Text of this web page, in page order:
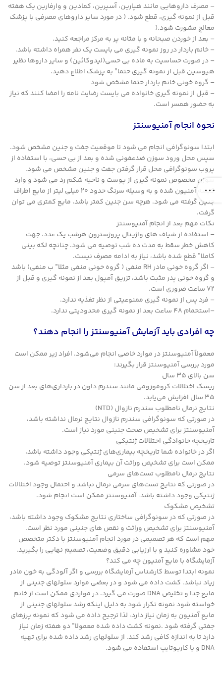
– مصرف داروهایی مانند هپارین، آسپرین، کمادین و وارفارین یک هفته
قبل از نمونه گیری، قطع شود. ( در مورد سایر داروهای مصرفی با پزشک
معالج مشورت شود.(
– بعد از خوردن صبحانه و با مثانه پر به مرکز مراجعه کنید.
– خانم باردار در روز نمونه گیری می بایست یک نفر همراه داشته باشد.
– در صورت حساسیت به ماده بی حسی(لیدوکائین) و سایر داروها نظیر
هیوسین قبل از نمونه گیری حتما” به پزشک اطلاع دهید.
– گروه خونی خانم باردار حتما مشخص شود
– قبل از نمونه گیری خانواده می بایست رضایت نامه را امضا کنند که نیاز
به حضور همسر است.
نحوه انجام آمنیوسنتز
ابتدا سونوگرافی انجام می شود تا موقعیت جفت و جنین مشخص شود.
سپس محل ورود سوزن ضدعفونی شده و بعد از بی حسی، با استفاده از
پروب سونوگرافی محل قرار گرفتن جفت و جنین مشخص می شود.
سوزن مخصوص نمونه گیری از پوست و ناحیه شکم رد می شود و وارد
کیسه آمنیون شده و به وسیله سرنگ حدود 20 میلی لیتر از مایع اطراف
جنین گرفته می شود. هرچه سن جنین کمتر باشد، مایع کمتری می توان
گرفت.
نکات مهم بعد از انجام آمنیوسنتز
– استفاده از شیاف های واژینال پروژسترون هرشب یک عدد، جهت
کاهش خطر سقط به مدت ده شب توصیه می شود. چنانچه لکه بینی
کاملا” قطع شده باشد، نیاز به ادامه مصرف نیست.
– اگر گروه خونی مادر RH منفی ( گروه خونی منفی مثلا” ب منفی) باشد
و گروه خونی پدر مثبت باشد، تزریق آمپول بعد از نمونه گیری و قبل از
72 ساعت ضروری است.
– فرد پس از نمونه گیری ممنوعیتی از نظر تغذیه ندارد.
–استحمام 48 ساعت بعد از نمونه گیری محدودیتی ندارد.
چه افرادی باید آزمایش آمنیوسنتز را انجام دهند؟
معمولاً آمنیوسنتز در موارد خاصی انجام می‌شود. افراد زیر ممکن است
مورد بررسی آمنیوسنتز قرار بگیرند:
سن بالای 35 سال
ریسک اختلالات کروموزومی مانند سندرم داون در بارداری‌های بعد از سن
35 سال افزایش می‌یابد.
نتایج نرمال نامطلوب سندرم نازوال (NTD)
در صورتی که سونوگرافی سندرم نازوال نتایج نرمال نداشته باشد،
آمنیوسنتز برای تشخیص صحت جنینی مورد نیاز است.
تاریخچه خانوادگی اختلالات ژنتیکی
اگر در خانواده شما تاریخچه بیماری‌های ژنتیکی وجود داشته باشد،
ممکن است برای تشخیص وراثت آن بیماری آمنیوسنتز توصیه شود.
نتایج نرمال نامطلوب تست‌های سرمی
در صورتی که نتایج تست‌های سرمی نرمال نباشد و احتمال وجود اختلالات
ژنتیکی وجود داشته باشد، آمنیوسنتز ممکن است انجام شود.
تشخیص مشکوک
در صورتی که در سونوگرافی ساختاری نتایج مشکوک وجود داشته باشد،
آمنیوسنتز برای تشخیص وراثت و نقص های جنینی مورد نظر است.
مهم است که هر تصمیمی در مورد انجام آمنیوسنتز با دکتر متخصص
خود مشاوره کنید و با ارزیابی دقیق وضعیت، تصمیم نهایی را بگیرید.
آزمایشگاه با مایع آمنیون چه می کند؟
نمونه ابتدا توسط کارشناس آزمایشگاه بررسی و اگر آلودگی به خون مادر
زیاد نباشد، کشت داده می شود و در بعضی موارد سلولهای جنینی از
مایع جدا و تخلیص DNA صورت می گیرد. در مواردی ممکن است از خانم
خواسته شود نمونه تکرار شود به دلیل اینکه رشد سلولهای جنینی از
مایع آمنیون به زمان نیاز دارد، لذا ترجیح داده می شود که نمونه پرزهای
جفتی گرفته شود .نمونه کشت داده شده معمولا” دو هفته زمان نیاز
دارد تا به اندازه کافی رشد کند. از سلولهای رشد داده شده برای تهیه
DNA و یا کاریوتایپ استفاده می شود.